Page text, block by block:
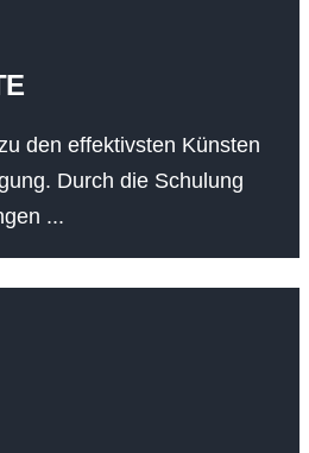
den effektivsten Künsten
Durch die Schulung
...